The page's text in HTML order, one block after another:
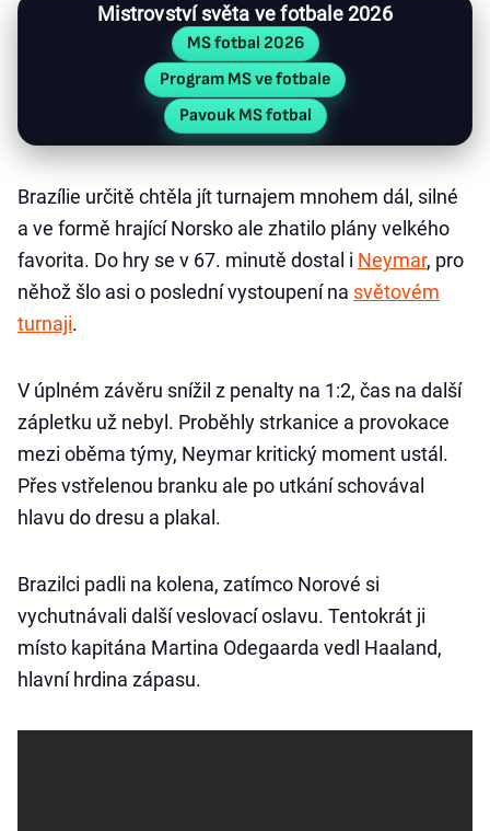
Mistrovství světa ve fotbale 2026
MS fotbal 2026
Program MS ve fotbale
Pavouk MS fotbal
Brazílie určitě chtěla jít turnajem mnohem dál, silné
a ve formě hrající Norsko ale zhatilo plány velkého
favorita. Do hry se v 67. minutě dostal i Neymar, pro
něhož šlo asi o poslední vystoupení na světovém
turnaji.
V úplném závěru snížil z penalty na 1:2, čas na další
zápletku už nebyl. Proběhly strkanice a provokace
mezi oběma týmy, Neymar kritický moment ustál.
Přes vstřelenou branku ale po utkání schovával
hlavu do dresu a plakal.
Brazilci padli na kolena, zatímco Norové si
vychutnávali další veslovací oslavu. Tentokrát ji
místo kapitána Martina Odegaarda vedl Haaland,
hlavní hrdina zápasu.